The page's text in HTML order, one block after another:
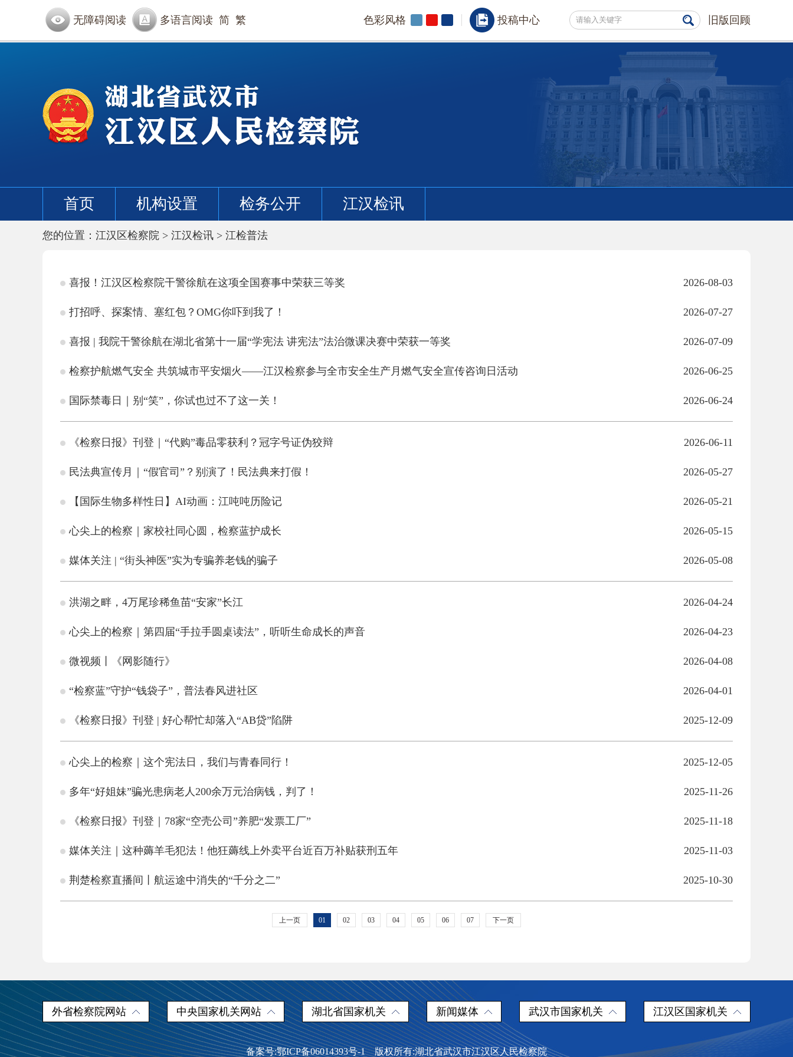
无障碍阅读 多语言阅读 简 繁 色彩风格 投稿中心 旧版回顾
首页 机构设置 检务公开 江汉检讯
您的位置： 江汉区检察院 > 江汉检讯 > 江检普法
2026-08-03
喜报！江汉区检察院干警徐航在这项全国赛事中荣获三等奖
2026-07-27
打招呼、探案情、塞红包？OMG你吓到我了！
2026-07-09
喜报 | 我院干警徐航在湖北省第十一届“学宪法 讲宪法”法治微课决赛中荣获一等奖
2026-06-25
检察护航燃气安全 共筑城市平安烟火——江汉检察参与全市安全生产月燃气安全宣传咨询日活动
2026-06-24
国际禁毒日｜别“笑”，你试也过不了这一关！
2026-06-11
《检察日报》刊登｜“代购”毒品零获利？冠字号证伪狡辩
2026-05-27
民法典宣传月｜“假官司”？别演了！民法典来打假！
2026-05-21
【国际生物多样性日】AI动画：江吨吨历险记
2026-05-15
心尖上的检察｜家校社同心圆，检察蓝护成长
2026-05-08
媒体关注 | “街头神医”实为专骗养老钱的骗子
2026-04-24
洪湖之畔，4万尾珍稀鱼苗“安家”长江
2026-04-23
心尖上的检察｜第四届“手拉手圆桌读法”，听听生命成长的声音
2026-04-08
微视频丨《网影随行》
2026-04-01
“检察蓝”守护“钱袋子”，普法春风进社区
2025-12-09
《检察日报》刊登 | 好心帮忙却落入“AB贷”陷阱
2025-12-05
心尖上的检察｜这个宪法日，我们与青春同行！
2025-11-26
多年“好姐妹”骗光患病老人200余万元治病钱，判了！
2025-11-18
《检察日报》刊登｜78家“空壳公司”养肥“发票工厂”
2025-11-03
媒体关注｜这种薅羊毛犯法！他狂薅线上外卖平台近百万补贴获刑五年
2025-10-30
荆楚检察直播间丨航运途中消失的“千分之二”
上一页 01 02 03 04 05 06 07 下一页
外省检察院网站 中央国家机关网站 湖北省国家机关 新闻媒体 武汉市国家机关 江汉区国家机关
备案号:鄂ICP备06014393号-1 版权所有:湖北省武汉市江汉区人民检察院